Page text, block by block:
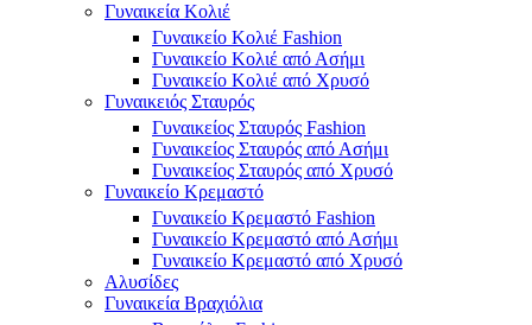
Γυναικεία Κολιέ
Γυναικείο Κολιέ Fashion
Γυναικείο Κολιέ από Ασήμι
Γυναικείο Κολιέ από Χρυσό
Γυναικειός Σταυρός
Γυναικείος Σταυρός Fashion
Γυναικείος Σταυρός από Ασήμι
Γυναικείος Σταυρός από Χρυσό
Γυναικείο Κρεμαστό
Γυναικείο Κρεμαστό Fashion
Γυναικείο Κρεμαστό από Ασήμι
Γυναικείο Κρεμαστό από Χρυσό
Αλυσίδες
Γυναικεία Βραχιόλια